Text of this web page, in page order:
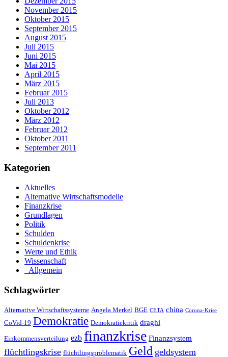
November 2015
Oktober 2015
September 2015
August 2015
Juli 2015
Juni 2015
Mai 2015
April 2015
März 2015
Februar 2015
Juli 2013
Oktober 2012
März 2012
Februar 2012
Oktober 2011
September 2011
Kategorien
Aktuelles
Alternative Wirtschaftsmodelle
Finanzkrise
Grundlagen
Politik
Schulden
Schuldenkrise
Werte und Ethik
Wissenschaft
_Allgemein
Schlagwörter
Alternative Wirtschaftssysteme Angela Merkel BGE CETA china Corona-Krise
CoVid-19 Demokratie Demokratiekritik draghi
Einkommensverteilung ezb finanzkrise Finanzsystem
flüchtlingskrise flüchtlingsproblematik Geld geldsystem